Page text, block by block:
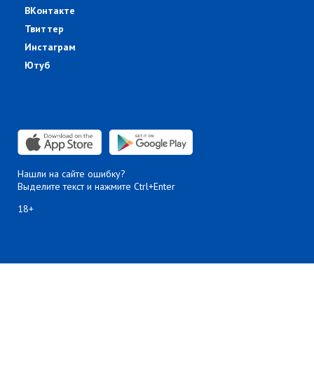
ВКонтакте
Твиттер
Инстаграм
Ютуб
Нашли на сайте ошибку?
Выделите текст и нажмите Ctrl+Enter
18+